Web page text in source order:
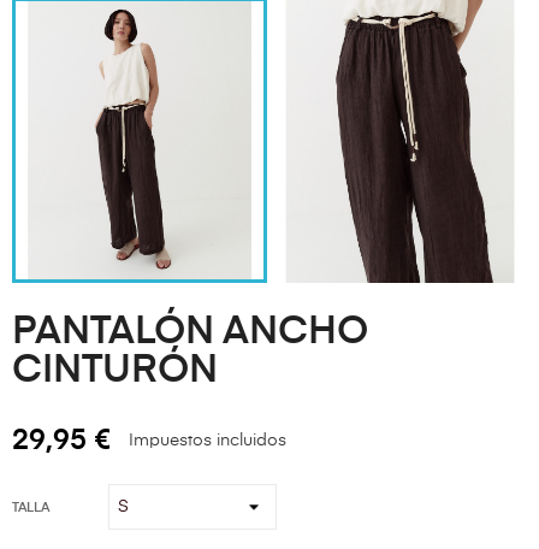
PANTALÓN ANCHO
CINTURÓN
29,95 € Impuestos incluidos
TALLA